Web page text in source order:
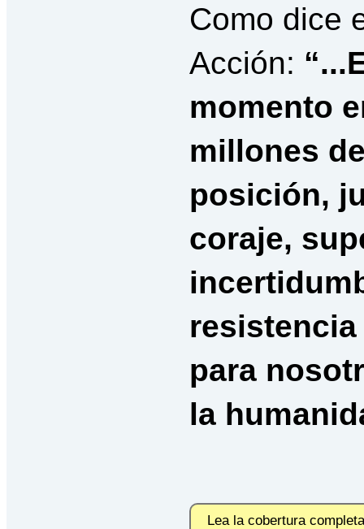
Como dice
Acción:
momento
millones
posición,
coraje,
resistencia
para
la
Lea la cobertura